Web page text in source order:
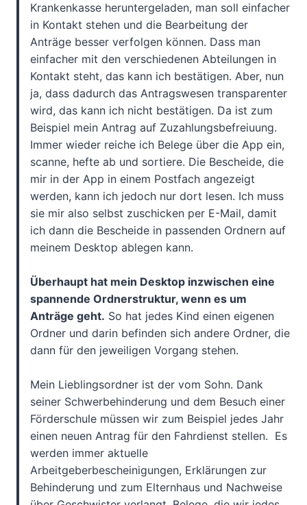
Krankenkasse heruntergeladen, man soll einfacher
in Kontakt stehen und die Bearbeitung der
Anträge besser verfolgen können. Dass man
einfacher mit den verschiedenen Abteilungen in
Kontakt steht, das kann ich bestätigen. Aber, nun
ja, dass dadurch das Antragswesen transparenter
wird, das kann ich nicht bestätigen. Da ist zum
Beispiel mein Antrag auf Zuzahlungsbefreiuung.
Immer wieder reiche ich Belege über die App ein,
scanne, hefte ab und sortiere. Die Bescheide, die
mir in der App in einem Postfach angezeigt
werden, kann ich jedoch nur dort lesen. Ich muss
sie mir also selbst zuschicken per E-Mail, damit
ich dann die Bescheide in passenden Ordnern auf
meinem Desktop ablegen kann.
Überhaupt hat mein Desktop inzwischen eine
spannende Ordnerstruktur, wenn es um
Anträge geht. So hat jedes Kind einen eigenen
Ordner und darin befinden sich andere Ordner, die
dann für den jeweiligen Vorgang stehen.
Mein Lieblingsordner ist der vom Sohn. Dank
seiner Schwerbehinderung und dem Besuch einer
Förderschule müssen wir zum Beispiel jedes Jahr
einen neuen Antrag für den Fahrdienst stellen. Es
werden immer aktuelle
Arbeitgeberbescheinigungen, Erklärungen zur
Behinderung und zum Elternhaus und Nachweise